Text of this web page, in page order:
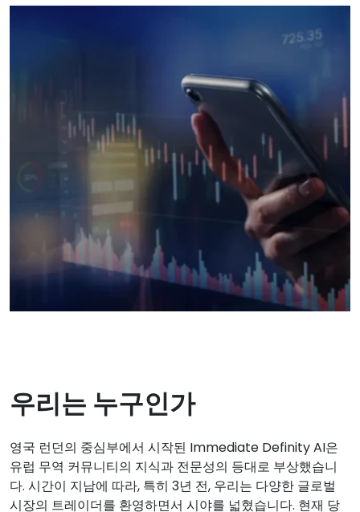
우리는 누구인가
영국 런던의 중심부에서 시작된 Immediate Definity AI은
유럽 무역 커뮤니티의 지식과 전문성의 등대로 부상했습니
다. 시간이 지남에 따라, 특히 3년 전, 우리는 다양한 글로벌
시장의 트레이더를 환영하면서 시야를 넓혔습니다. 현재 당